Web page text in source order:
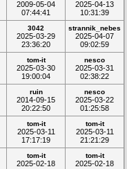
2009-05-04
07:44:41
2025-04-13
10:31:39
3042
2025-03-29
23:36:20
strannik_nebes
2025-04-07
09:02:59
tom-it
2025-03-30
19:00:04
nesco
2025-03-31
02:38:22
ruin
2014-09-15
20:22:50
nesco
2025-03-22
01:25:58
tom-it
2025-03-11
17:17:19
tom-it
2025-03-11
21:21:29
tom-it
2025-02-18
tom-it
2025-02-18